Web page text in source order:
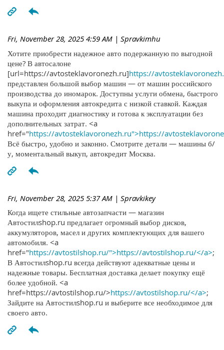
Fri, November 28, 2025 4:59 AM | Spravkimhu
Хотите приобрести надежное авто подержанную по выгодной
цене? В автосалоне
[url=https://avtosteklavoronezh.ru]https://
представлен большой выбор машин — от машин российского
производства до иномарок. Доступны услуги обмена, быстрого
выкупа и оформления автокредита с низкой ставкой. Каждая
машина проходит диагностику и готова к эксплуатации без
дополнительных затрат. <a
href="https://avtosteklavoronezh.ru">https://
Всё быстро, удобно и законно. Смотрите детали — машины б/
у, моментальный выкуп, автокредит Москва.
Fri, November 28, 2025 5:37 AM | Spravkikey
Когда ищете стильные автозапчасти — магазин
Автостилshop.ru предлагает огромный выбор дисков,
аккумуляторов, масел и других комплектующих для вашего
автомобиля. <a
href="https://avtostilshop.ru/">https://avtostilshop.ru/</a>;
В Автостилshop.ru всегда действуют адекватные цены и
надежные товары. Бесплатная доставка делает покупку ещё
более удобной. <a
href=https://avtostilshop.ru/>https://avtostilshop.ru/</a>;
Зайдите на Автостилshop.ru и выберите все необходимое для
своего авто.